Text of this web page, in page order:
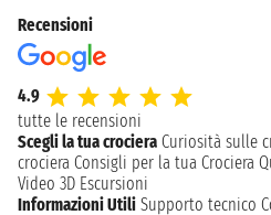
Recensioni
4.9
tutte le recensioni
Scegli la tua crociera Curiosità sulle
crociera Consigli per la tua Crociera
Video 3D Escursioni
Informazioni Utili Supporto tecnico